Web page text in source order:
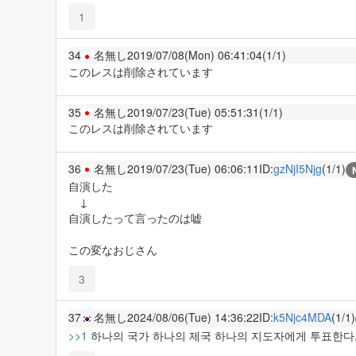
1
34 名無し2019/07/08(Mon) 06:41:04(1/1)
このレスは削除されています
35 名無し2019/07/23(Tue) 05:51:31 (1/1)
このレスは削除されています
36 名無し2019/07/23(Tue) 06:06:11 ID:gzNjI5Njg(1/1)
自演した
↓
自演したって言ったのは嘘
この変なおじさん
3
37 名無し2024/08/06(Tue) 14:36:22ID:k5Njc4MDA(1/1)
>>1 하나의 국가 하나의 제국 하나의 지도자에게 투표한다.